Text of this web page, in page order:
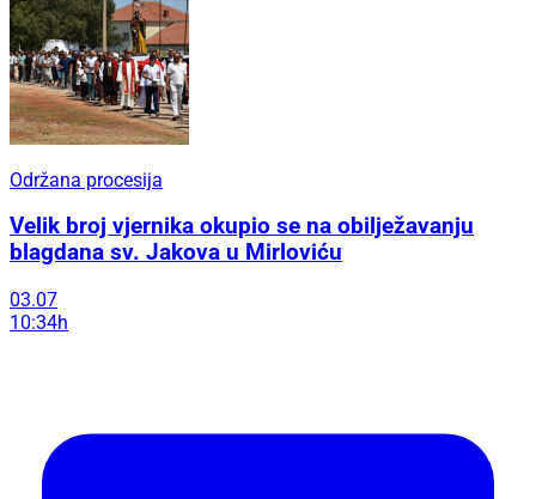
Održana procesija
Velik broj vjernika okupio se na obilježavanju
blagdana sv. Jakova u Mirloviću
03.07
10:34h